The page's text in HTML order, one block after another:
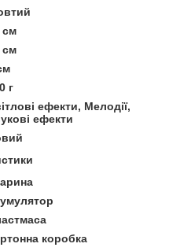
см
см
г
ефекти, Мелодії,
ефекти
коробка